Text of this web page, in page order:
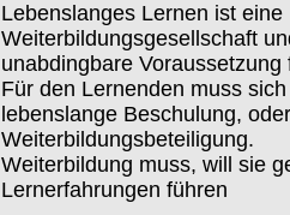
Lebenslanges Lernen ist
Weiterbildungsgesellschaft
unabdingbare
Für den Lernenden muss
lebenslange Beschulung,
Weiterbildungsbeteiligung.
Weiterbildung muss, will sie
Lernerfahrungen führen